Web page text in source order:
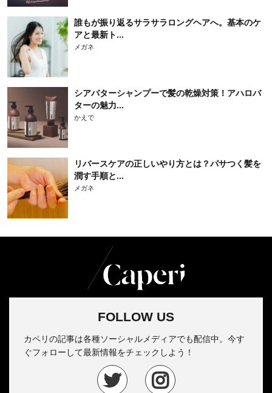
誰もが振り返るサラサラロングヘアへ。基本のケ
アと最新ト...
メガネ
シアバターシャンプーで髪の乾燥対策！アハロバ
ターの魅力...
かえで
リバースケアの正しいやり方とは？パサつく髪を
潤す手順と...
メガネ
FOLLOW US
カペリの記事は各種ソーシャルメディアでも配信中。今す
ぐフォローして最新情報をチェックしよう！